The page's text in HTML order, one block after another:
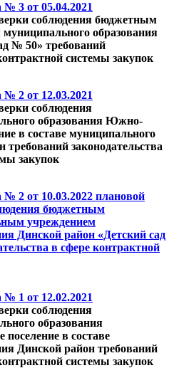
3 от 05.04.2021
соблюдения бюджетным
образования
№ 50» требований
системы закупок
2 от 12.03.2021
соблюдения
образования Южно-
в составе муниципального
законодательства
закупок
2 от 10.03.2022 плановой
бюджетным
учреждением
Динской район «Детский сад
в сфере контрактной
1 от 12.02.2021
соблюдения
образования
поселение в составе
Динской район требований
системы закупок